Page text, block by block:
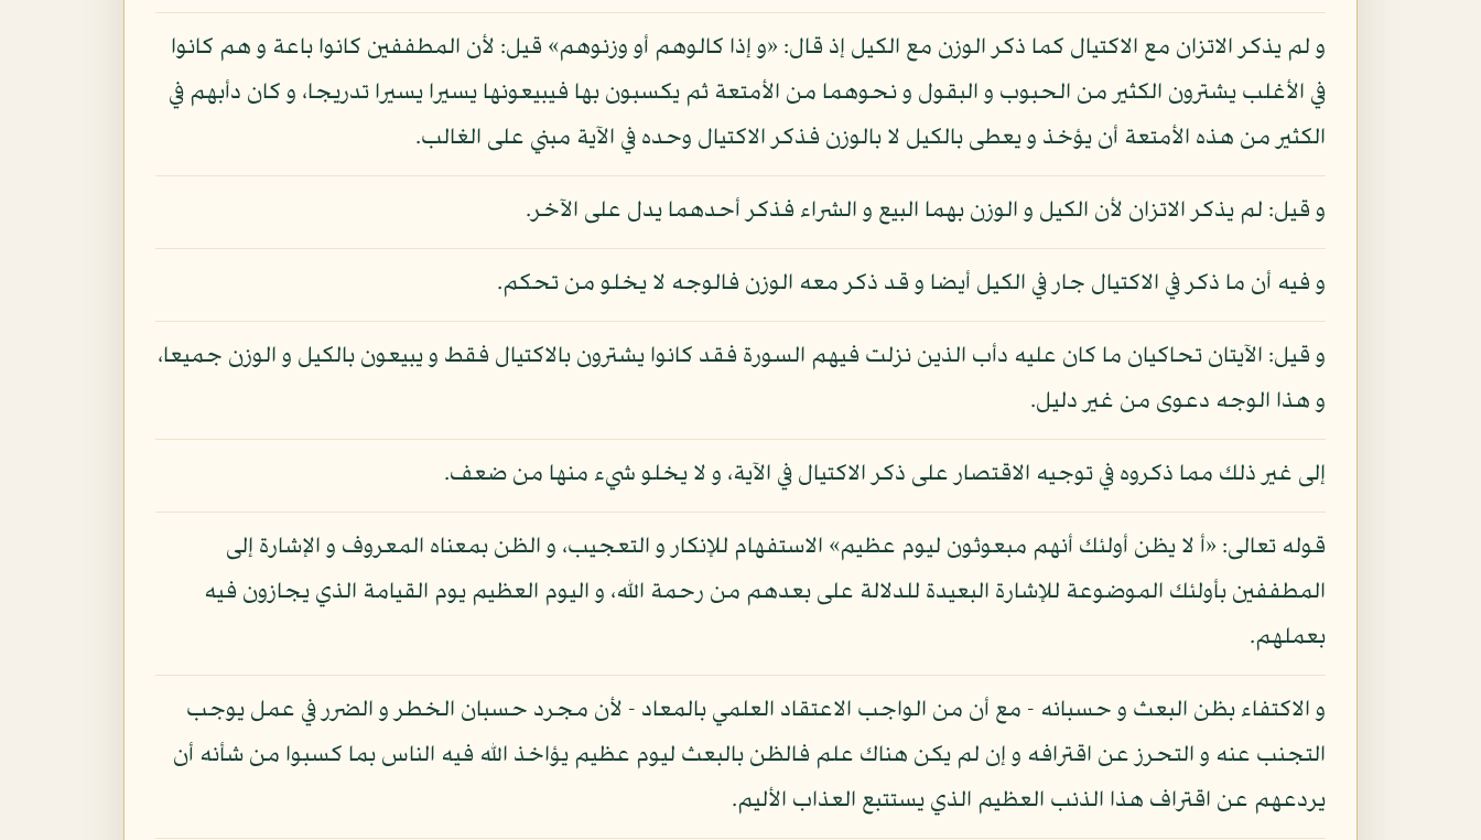
و لم يذكر الاتزان مع الاكتيال كما ذكر الوزن مع الكيل إذ قال: «و إذا كالوهم أو وزنوهم» قيل: لأن المطففين كانوا باعة و هم كانوا
في الأغلب يشترون الكثير من الحبوب و البقول و نحوهما من الأمتعة ثم يكسبون بها فيبيعونها يسيرا يسيرا تدريجا، و كان دأبهم في
الكثير من هذه الأمتعة أن يؤخذ و يعطى بالكيل لا بالوزن فذكر الاكتيال وحده في الآية مبني على الغالب.
و قيل: لم يذكر الاتزان لأن الكيل و الوزن بهما البيع و الشراء فذكر أحدهما يدل على الآخر.
و فيه أن ما ذكر في الاكتيال جار في الكيل أيضا و قد ذكر معه الوزن فالوجه لا يخلو من تحكم.
و قيل: الآيتان تحاكيان ما كان عليه دأب الذين نزلت فيهم السورة فقد كانوا يشترون بالاكتيال فقط و يبيعون بالكيل و الوزن جميعا،
و هذا الوجه دعوى من غير دليل.
إلى غير ذلك مما ذكروه في توجيه الاقتصار على ذكر الاكتيال في الآية، و لا يخلو شيء منها من ضعف.
قوله تعالى: «أ لا يظن أولئك أنهم مبعوثون ليوم عظيم» الاستفهام للإنكار و التعجيب، و الظن بمعناه المعروف و الإشارة إلى
المطففين بأولئك الموضوعة للإشارة البعيدة للدلالة على بعدهم من رحمة الله، و اليوم العظيم يوم القيامة الذي يجازون فيه
بعملهم.
و الاكتفاء بظن البعث و حسبانه - مع أن من الواجب الاعتقاد العلمي بالمعاد - لأن مجرد حسبان الخطر و الضرر في عمل يوجب
التجنب عنه و التحرز عن اقترافه و إن لم يكن هناك علم فالظن بالبعث ليوم عظيم يؤاخذ الله فيه الناس بما كسبوا من شأنه أن
يردعهم عن اقتراف هذا الذنب العظيم الذي يستتبع العذاب الأليم.